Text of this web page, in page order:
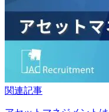
関連記事